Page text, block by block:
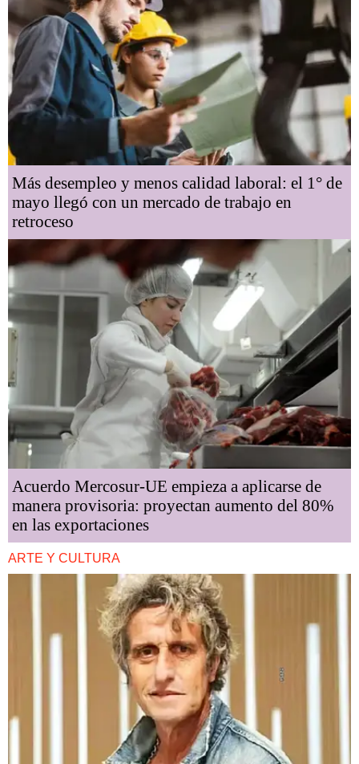
Más desempleo y menos calidad laboral: el 1° de
mayo llegó con un mercado de trabajo en
retroceso
Acuerdo Mercosur-UE empieza a aplicarse de
manera provisoria: proyectan aumento del 80%
en las exportaciones
ARTE Y CULTURA